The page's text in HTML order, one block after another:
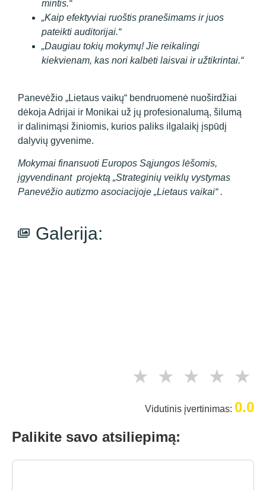
mintis.“
„Kaip efektyviai ruoštis pranešimams ir juos
pateikti auditorijai.“
„Daugiau tokių mokymų! Jie reikalingi
kiekvienam, kas nori kalbėti laisvai ir užtikrintai.“
Panevėžio „Lietaus vaikų“ bendruomenė nuoširdžiai
dėkoja Adrijai ir Monikai už jų profesionalumą, šilumą
ir dalinimąsi žiniomis, kurios paliks ilgalaikį įspūdį
dalyvių gyvenime.
Mokymai finansuoti Europos Sąjungos lėšomis,
įgyvendinant projektą „Strateginių veiklų vystymas
Panevėžio autizmo asociacijoje „Lietaus vaikai“ .
Galerija:
★ ★ ★ ★ ★
Vidutinis įvertinimas: 0.0
Palikite savo atsiliepimą: